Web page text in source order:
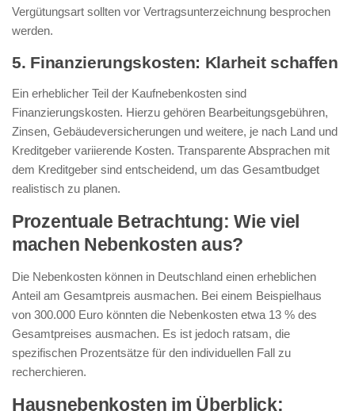
Vergütungsart sollten vor Vertragsunterzeichnung besprochen
werden.
5. Finanzierungskosten: Klarheit schaffen
Ein erheblicher Teil der Kaufnebenkosten sind
Finanzierungskosten. Hierzu gehören Bearbeitungsgebühren,
Zinsen, Gebäudeversicherungen und weitere, je nach Land und
Kreditgeber variierende Kosten. Transparente Absprachen mit
dem Kreditgeber sind entscheidend, um das Gesamtbudget
realistisch zu planen.
Prozentuale Betrachtung: Wie viel
machen Nebenkosten aus?
Die Nebenkosten können in Deutschland einen erheblichen
Anteil am Gesamtpreis ausmachen. Bei einem Beispielhaus
von 300.000 Euro könnten die Nebenkosten etwa 13 % des
Gesamtpreises ausmachen. Es ist jedoch ratsam, die
spezifischen Prozentsätze für den individuellen Fall zu
recherchieren.
Hausnebenkosten im Überblick: